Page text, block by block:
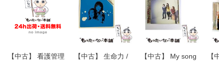
【中古】 看護管理
【中古】 生命力 /
【中古】 My song
【